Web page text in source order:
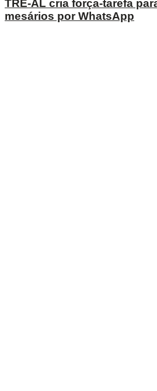
TRE-AL cria força-tarefa
mesários por WhatsApp